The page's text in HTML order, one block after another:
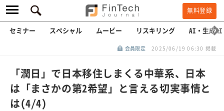
無料登録
セミナー スペシャル ムービー リスキリング AI・生成AI
会員限定 2025/06/19 06:30 掲載
「潤日」で日本移住しまくる中華系、日本
は「まさかの第2希望」と言える切実事情と
は(4/4)